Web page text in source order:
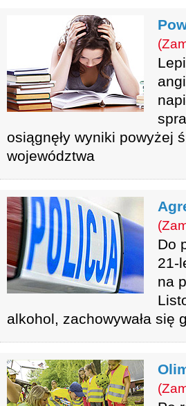
osiągnęły wyniki powyżej
województwa
Do
21-
na
alkohol, zachowywała się